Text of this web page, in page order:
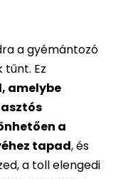
a gyémántozó
tűnt. Ez
amelybe
a
tapad, és
a toll elengedi